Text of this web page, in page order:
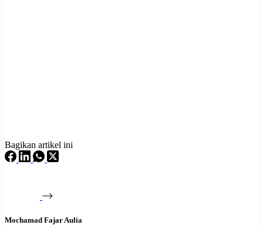
Bagikan artikel ini
Mochamad Fajar Aulia